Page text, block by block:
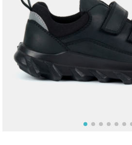
Москва